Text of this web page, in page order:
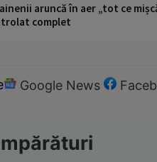
aruncă în aer „tot ce
complet
Google News